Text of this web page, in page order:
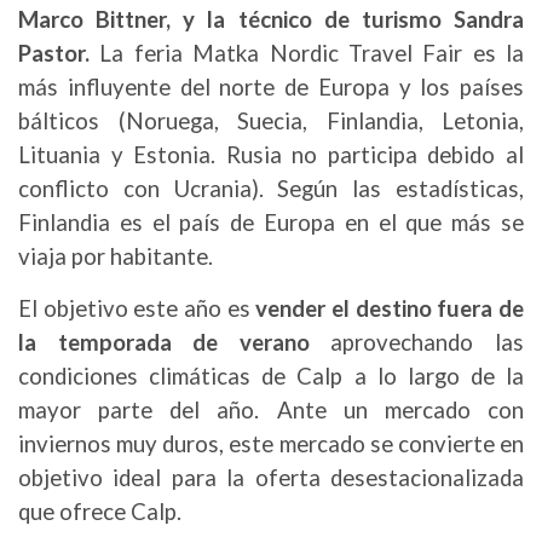
Marco Bittner, y la técnico de turismo Sandra
Pastor. La feria Matka Nordic Travel Fair es la
más influyente del norte de Europa y los países
bálticos (Noruega, Suecia, Finlandia, Letonia,
Lituania y Estonia. Rusia no participa debido al
conflicto con Ucrania). Según las estadísticas,
Finlandia es el país de Europa en el que más se
viaja por habitante.
El objetivo este año esvender el destino fuera de
la temporada de veranoaprovechando las
condiciones climáticas de Calp a lo largo de la
mayor parte del año. Ante un mercado con
inviernos muy duros, este mercado se convierte en
objetivo ideal para la oferta desestacionalizada
que ofrece Calp.